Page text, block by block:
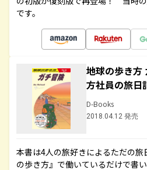
です。
地球の歩き方
方社員の旅日
D-Books
2018.04.12 発売
本書は4人の旅好きによるただの旅
の歩き方』で働いているだけで書